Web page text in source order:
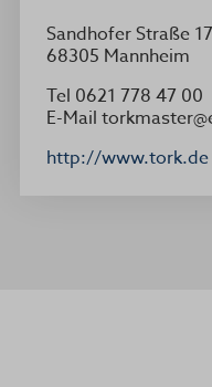
Sandhofer Straße
68305 Mannheim
Tel 0621 778 47 00
E-Mail
http://www.tork.de